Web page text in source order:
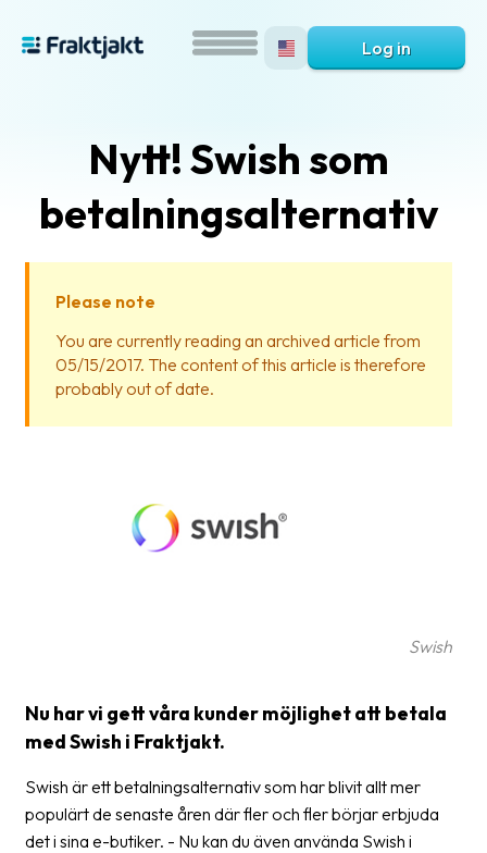
is
Fraktjakt?
Help?
Glossary
settings
Customs
Delivery
terms
Log in
Nytt! Swish som
betalningsalternativ
Please note
You are currently reading an archived article from
05/15/2017. The content of this article is therefore
probably out of date.
Swish
Nu har vi gett våra kunder möjlighet att betala
med Swish i Fraktjakt.
Swish är ett betalningsalternativ som har blivit allt mer
populärt de senaste åren där fler och fler börjar erbjuda
det i sina e-butiker. - Nu kan du även använda Swish i